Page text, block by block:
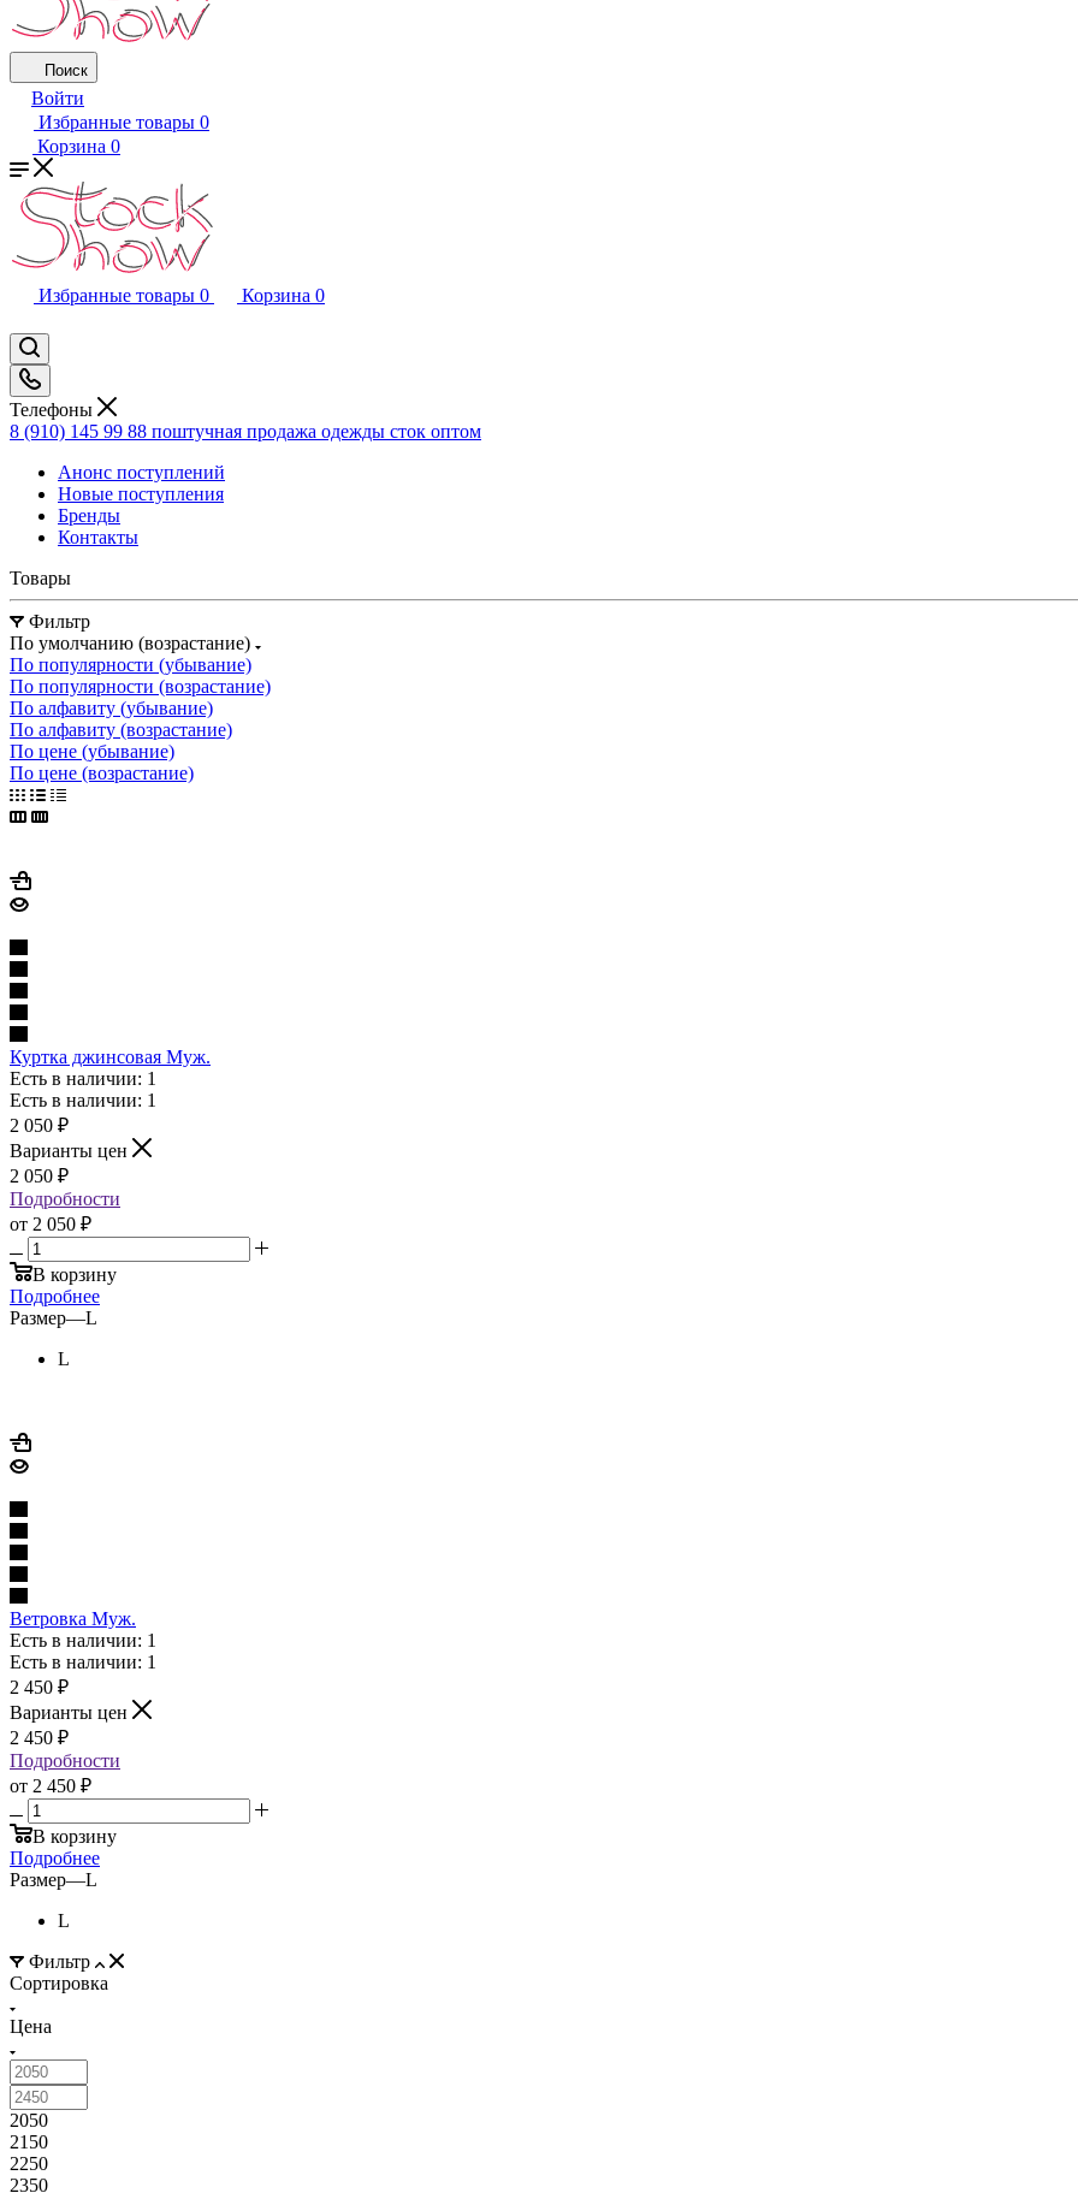
Поиск
Войти
Избранные товары 0
Корзина 0
Избранные товары 0 Корзина 0
Телефоны
8 (910) 145 99 88 поштучная продажа одежды сток оптом
Анонс поступлений
Новые поступления
Бренды
Контакты
Товары
Фильтр
По умолчанию (возрастание)
По популярности (убывание)
По популярности (возрастание)
По алфавиту (убывание)
По алфавиту (возрастание)
По цене (убывание)
По цене (возрастание)
Куртка джинсовая Муж.
Есть в наличии: 1
Есть в наличии: 1
2 050 ₽
Варианты цен
2 050 ₽
Подробности
от 2 050 ₽
В корзину
Подробнее
Размер—L
L
Ветровка Муж.
Есть в наличии: 1
Есть в наличии: 1
2 450 ₽
Варианты цен
2 450 ₽
Подробности
от 2 450 ₽
В корзину
Подробнее
Размер—L
L
Фильтр
Сортировка
Цена
2050
2150
2250
2350